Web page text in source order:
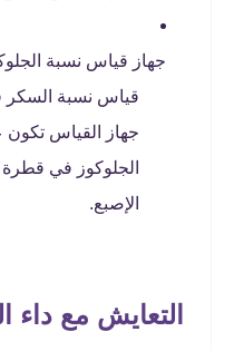
جهاز قياس نسبة
قياس نسبة السكر
جهاز القياس
الجلوكوز في
الإصبع.
التعايش مع داء